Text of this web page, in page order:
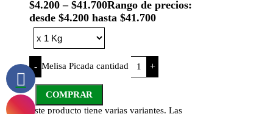
$4.200 – $41.700Rango de precios:
desde $4.200 hasta $41.700
- Melisa Picada cantidad +
COMPRAR
Este producto tiene varias variantes. Las